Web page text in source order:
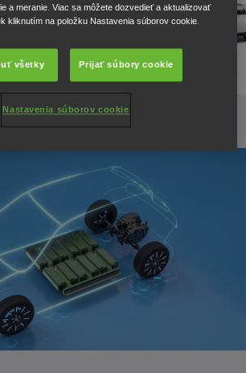
a meranie. Viac sa môžete dozvedieť a aktualizovať
kliknutím na položku Nastavenia súborov cookie.
všetky Prijať súbory cookie
Nastavenia súborov cookie